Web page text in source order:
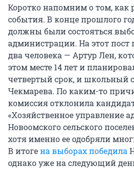
Коротко напомним о том, как
события. В конце прошлого
должны были состояться
администрации. На этот пост
два человека — Артур Лен,
этом месте 14 лет и
четвертый срок, и школьный
Чекмарева. По каким-то
комиссия отклонила
«Хозяйственное управление
Новоомского сельского
хотя именно ее одобряли
В итогена выборах победила
однако уже на следующий